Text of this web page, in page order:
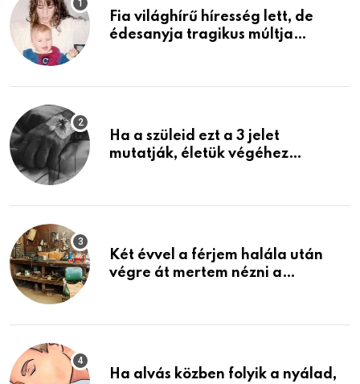
Fia világhírű híresség lett, de
édesanyja tragikus múltja
Ha a szüleid ezt a 3 jelet
mutatják, életük végéhez
Két évvel a férjem halála után
végre át mertem nézni a
életemet
Ha alvás közben folyik a nyálad,